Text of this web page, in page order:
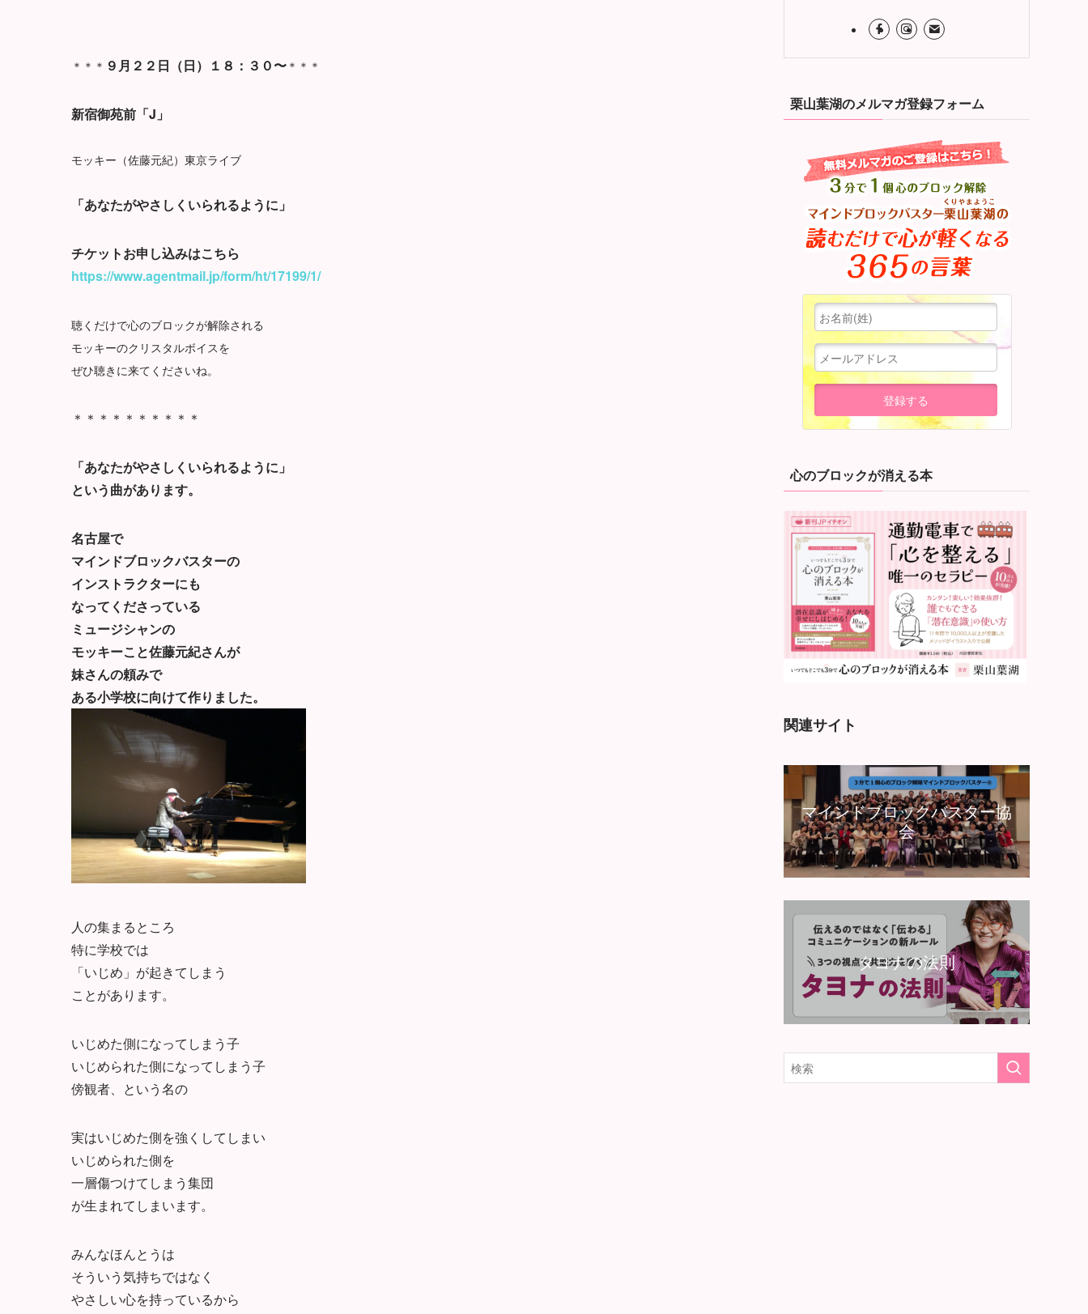
＊＊＊ ９月２２日（日） １８：３０〜 ＊＊＊
新宿御苑前「J」
モッキー（佐藤元紀）東京ライブ
「あなたがやさしくいられるように」
チケットお申し込みはこちら
https://www.agentmail.jp/form/ht/17199/1/
聴くだけで心のブロックが解除される
モッキーのクリスタルボイスを
ぜひ聴きに来てくださいね。
＊＊＊＊＊＊＊＊＊＊
「あなたがやさしくいられるように」
という曲があります。
名古屋で
マインドブロックバスターの
インストラクターにも
なってくださっている
ミュージシャンの
モッキーこと佐藤元紀さんが
妹さんの頼みで
ある小学校に向けて作りました。
人の集まるところ
特に学校では
「いじめ」が起きてしまう
ことがあります。
いじめた側になってしまう子
いじめられた側になってしまう子
傍観者、という名の
実はいじめた側を強くしてしまい
いじめられた側を
一層傷つけてしまう集団
が生まれてしまいます。
みんなほんとうは
そういう気持ちではなく
やさしい心を持っているから
栗山葉湖のメルマガ登録フォーム
心のブロックが消える本
関連サイト
マインドブロックバスター協
会
タヨナの法則